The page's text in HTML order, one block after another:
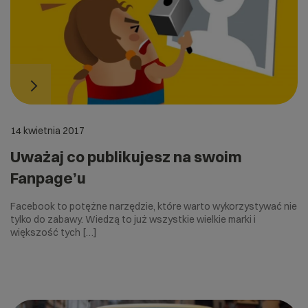
14 kwietnia 2017
Uważaj co publikujesz na swoim
Fanpage’u
Facebook to potężne narzędzie, które warto wykorzystywać nie
tylko do zabawy. Wiedzą to już wszystkie wielkie marki i
większość tych […]